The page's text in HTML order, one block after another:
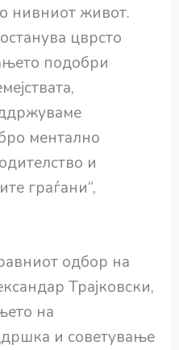
нивниот живот.
цврсто
подобри
ментално
и
граѓани“,
одбор на
Трајковски,
на
и советување